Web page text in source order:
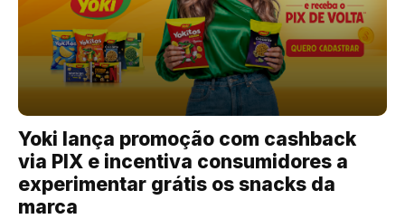
Yoki lança promoção com cashback
via PIX e incentiva consumidores a
experimentar grátis os snacks da
marca